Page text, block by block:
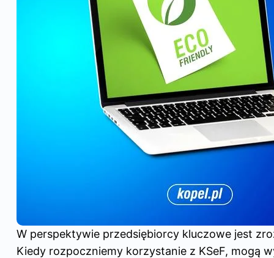
W perspektywie przedsiębiorcy kluczowe jest
Kiedy rozpoczniemy korzystanie z KSeF, mogą